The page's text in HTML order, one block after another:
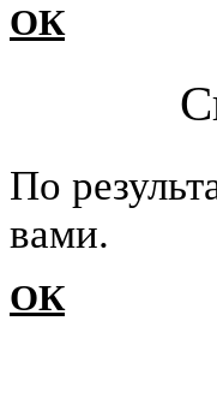
ОК
По
вами.
ОК